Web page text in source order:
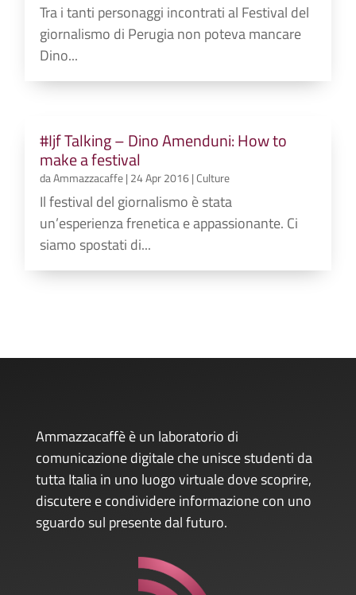
Tra i tanti personaggi incontrati al Festival del
giornalismo di Perugia non poteva mancare
Dino...
#Ijf Talking – Dino Amenduni: How to
make a festival
daAmmazzacaffe| 24 Apr 2016|Culture
Il festival del giornalismo è stata
un’esperienza frenetica e appassionante. Ci
siamo spostati di...
Ammazzacaffè è un laboratorio di
comunicazione digitale che unisce studenti da
tutta Italia in uno luogo virtuale dove scoprire,
discutere e condividere informazione con uno
sguardo sul presente dal futuro.